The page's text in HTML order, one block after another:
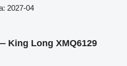
2027-04
King Long XMQ6129